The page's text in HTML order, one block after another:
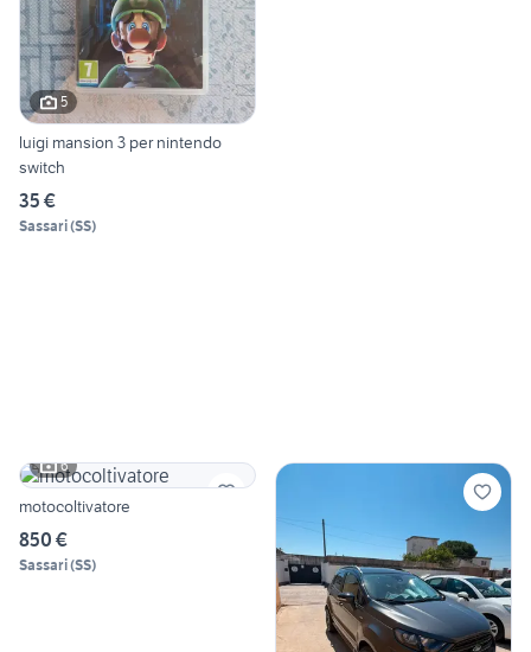
5
luigi mansion 3 per nintendo
switch
35 €
Sassari(SS)
6
motocoltivatore
850 €
Sassari(SS)